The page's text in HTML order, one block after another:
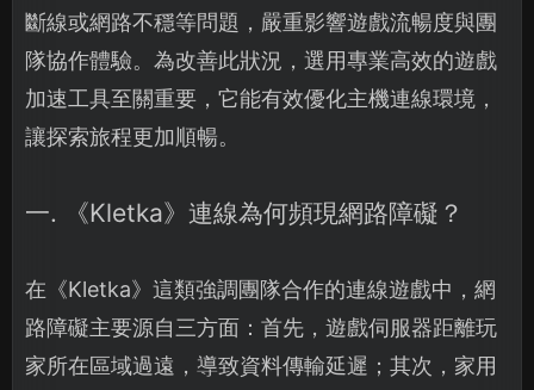
斷線或網路不穩等問題，嚴重影響遊戲流暢度與團
隊協作體驗。為改善此狀況，選用專業高效的遊戲
加速工具至關重要，它能有效優化主機連線環境，
讓探索旅程更加順暢。
一. 《Kletka》連線為何頻現網路障礙？
在《Kletka》這類強調團隊合作的連線遊戲中，網
路障礙主要源自三方面：首先，遊戲伺服器距離玩
家所在區域過遠，導致資料傳輸延遲；其次，家用